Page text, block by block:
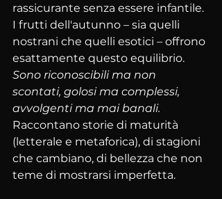
rassicurante senza essere infantile.
I frutti dell'autunno – sia quelli
nostrani che quelli esotici – offrono
esattamente questo equilibrio.
Sono riconoscibili ma non
scontati, golosi ma complessi,
avvolgenti ma mai banali.
Raccontano storie di maturità
(letterale e metaforica), di stagioni
che cambiano, di bellezza che non
teme di mostrarsi imperfetta.